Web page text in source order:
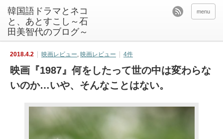
韓国語ドラマとネコ
と、あとすこし～石
田美智代のブログ～
menu
2018.4.2 映画レビュー, 映画レビュー 4件
映画『1987』何をしたって世の中は変わらな
いのか…いや、そんなことはない。